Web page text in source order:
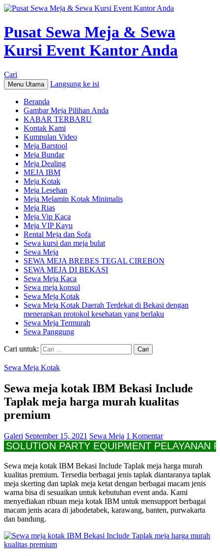
Pusat Sewa Meja & Sewa
Kursi Event Kantor Anda
Cari
Menu Utama Langsung ke isi
Beranda
Gambar Meja Pilihan Anda
KABAR TERBARU
Kontak Kami
Kumpulan Video
Meja Barstool
Meja Bundar
Meja Dealing
MEJA IBM
Meja Kotak
Meja Lesehan
Meja Melamin Kotak Minimalis
Meja Rias
Meja Vip Kaca
Meja VIP Kayu
Rental Meja dan Sofa
Sewa kursi dan meja bulat
Sewa Meja
SEWA MEJA BREBES TEGAL CIREBON
SEWA MEJA DI BEKASI
Sewa Meja Kaca
Sewa meja konsul
Sewa Meja Kotak
Sewa Meja Kotak Daerah Terdekat di Bekasi dengan
menerapkan protokol kesehatan yang berlaku
Sewa Meja Termurah
Sewa Panggung
Cari untuk:
Sewa Meja Kotak
Sewa meja kotak IBM Bekasi Include
Taplak meja harga murah kualitas
premium
Galeri September 15, 2021 Sewa Meja 1 Komentar
PARTY EQUIPMENT PELAYANAN
Sewa meja kotak IBM Bekasi Include Taplak meja harga murah
kualitas premium. Tersedia berbagai jenis taplak diantaranya taplak
meja skerting dan taplak meja ketat dengan berbagai macam jenis
warna bisa di sesuaikan untuk kebutuhan event anda. Kami
menyediakan ribuan meja kotak IBM untuk mensupport berbagai
macam jenis acara di jabodetabek, karawang, banten, purwakarta
dan bandung.